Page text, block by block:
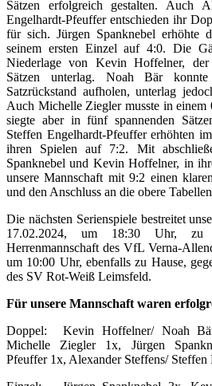
Sätzen erfolgreich gestalten. Auch
Engelhardt-Pfeuffer entschieden ihr
für sich. Jürgen Spanknebel erhöhte
seinem ersten Einzel auf 4:0. Die
Niederlage von Kevin Hoffelner,
Sätzen unterlag. Noah Bär
Satzrückstand aufholen, unterlag
Auch Michelle Ziegler musste in einem
siegte aber in fünf spannenden
Steffen Engelhardt-Pfeuffer erhöhten
ihren Spielen auf 7:2. Mit
Spanknebel und Kevin Hoffelner, in
unsere Mannschaft mit 9:2 einen
und den Anschluss an die obere
Die nächsten Serienspiele bestreitet
17.02.2024, um 18:30 Uhr,
Herrenmannschaft des VfL Verna-
um 10:00 Uhr, ebenfalls zu Hause,
des SV Rot-Weiß Leimsfeld.
Für unsere Mannschaft waren
Doppel: Kevin Hoffelner/ Noah
Michelle Ziegler 1x, Jürgen
Pfeuffer 1x, Alexander Steffens/